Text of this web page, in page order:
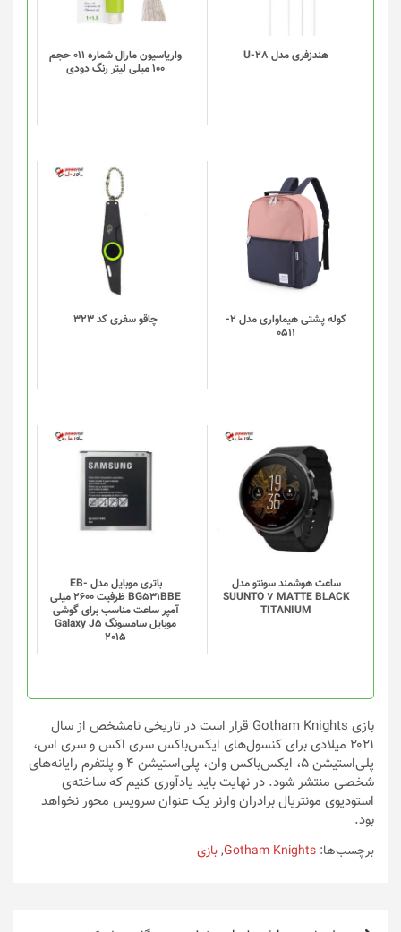
هندزفری مدل U-28
واریاسیون مارال شماره 011 حجم
100 میلی لیتر رنگ دودی
کوله پشتی هیماواری مدل 2-
0511
این
محصول
انواع
مختلفی
می
گزینه
ها
محصول
انتخاب
شوند
چاقو سفری کد 323
ساعت هوشمند سونتو مدل
SUUNTO 7 MATTE BLACK
TITANIUM
باتری موبایل مدل EB-
BG531BBE ظرفیت 2600 میلی
آمپر ساعت مناسب برای گوشی
موبایل سامسونگ Galaxy J5
2015
بازی Gotham Knights قرار است در تاریخی نامشخص از سال
۲۰۲۱ میلادی برای کنسول‌های ایکس‌باکس سری اکس و سری اس،
پلی‌استیشن ۵، ایکس‌باکس وان، پلی‌استیشن ۴ و پلتفرم رایانه‌های
شخصی منتشر شود. در نهایت باید یادآوری کنیم که ساخته‌ی
استودیوی مونتریال برادران وارنر یک عنوان سرویس محور نخواهد
بود.
برچسب‌ها: Gotham Knights
,بازی
راهبری